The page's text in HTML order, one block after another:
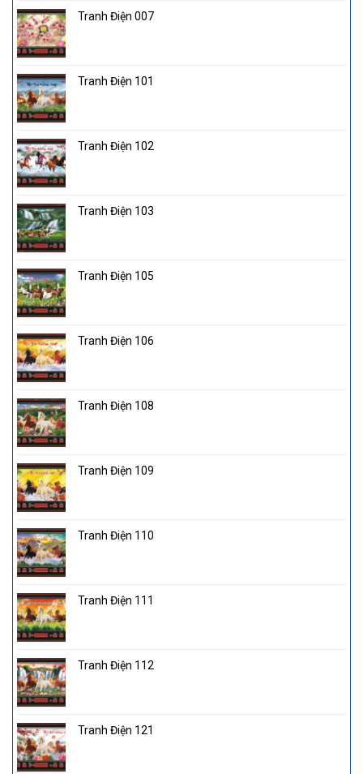
Tranh Điện 007
Tranh Điện 101
Tranh Điện 102
Tranh Điện 103
Tranh Điện 105
Tranh Điện 106
Tranh Điện 108
Tranh Điện 109
Tranh Điện 110
Tranh Điện 111
Tranh Điện 112
Tranh Điện 121